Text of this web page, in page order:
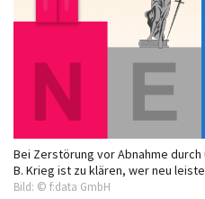
Bei Zerstörung vor Abnahme
B. Krieg ist zu klären, wer neu
Bild: © f:data GmbH